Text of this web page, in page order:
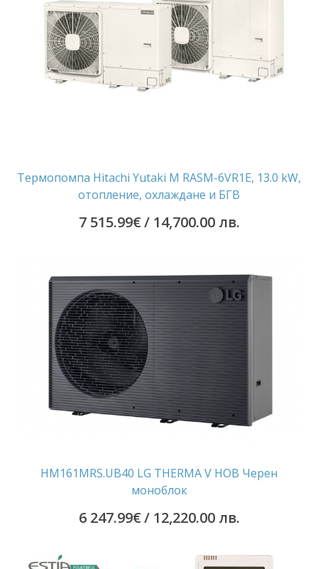
Термопомпа Hitachi Yutaki M RASM-6VR1E, 13.0 kW,
отопление, охлаждане и БГВ
7 515.99€/ 14,700.00 лв.
HM161MRS.UB40 LG THERMA V НОВ Черен
моноблок
6 247.99€/ 12,220.00 лв.